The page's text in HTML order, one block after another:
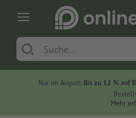
Nur im August: Bis zu 12 % auf
Mehr